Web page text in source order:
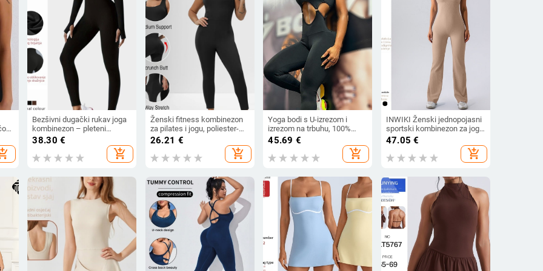
ples)
Bezšivni dugački rukav joga
kombinezon – pleteni
materijal, 90% najlon, 10%
spandeks; upija vlagu,
prozračan; fitness bodysuit
38.30 €
add_shopping_cart
Ženski fitness kombinezon
za pilates i jogu, poliester-
spandeks
26.21 €
add_shopping_cart
Yoga bodi s U-izrezom i
izrezom na trbuhu, 100%
poliester, šifra proizvoda
119895, proljeće 2025
45.69 €
add_shopping_cart
INWIKI Ženski jednopojasni
sportski kombinezon za jogu
i ples, 75% najlon / 25%
spandeks, umetak za prsa
uključen, materijal najlon,
47.05 €
add_shopping_cart